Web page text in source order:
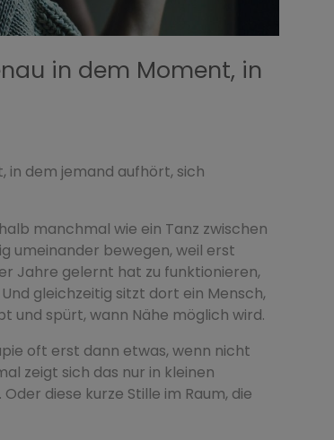
in dem Moment, in
dem jemand aufhört, sich
manchmal wie ein Tanz zwischen
umeinander bewegen, weil erst
Jahre gelernt hat zu funktionieren,
gleichzeitig sitzt dort ein Mensch,
und spürt, wann Nähe möglich wird.
oft erst dann etwas, wenn nicht
zeigt sich das nur in kleinen
diese kurze Stille im Raum, die